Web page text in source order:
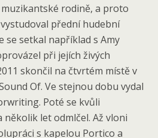
rodině, a proto
přední hudební
se setkal například s Amy
při jejích živých
skončil na čtvrtém místě v
Of. Ve stejnou dobu vydal
Poté se kvůli
let odmlčel. Až vloni
s kapelou Portico a